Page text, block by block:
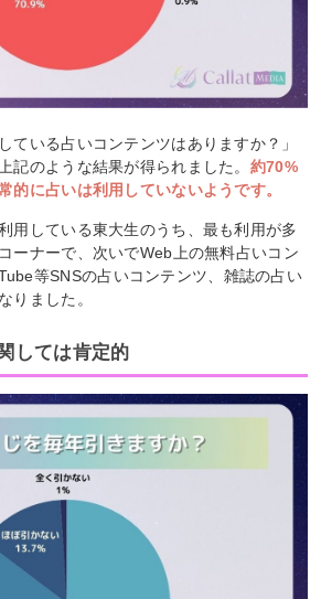
ている占いコンテンツはありますか？」
記のような結果が得られました。 約70%
的に占いは利用していないようです。
用している東大生のうち、最も利用が多
ーナーで、次いでWeb上の無料占いコン
等SNSの占いコンテンツ、雑誌の占い
りました。
しては肯定的